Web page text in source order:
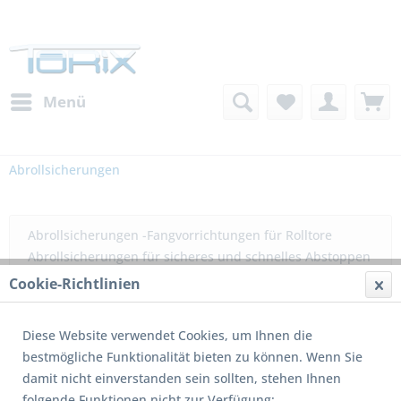
Menü
Abrollsicherungen
Abrollsicherungen -Fangvorrichtungen für Rolltore
Abrollsicherungen für sicheres und schnelles Abstoppen
des Rollpanzers Zur Erfüllung der Sicherheits- und
Wärmeschutzanforderungen...mehr erfahren »
Filtern
Cookie-Richtlinien
Diese Website verwendet Cookies, um Ihnen die
bestmögliche Funktionalität bieten zu können. Wenn Sie
damit nicht einverstanden sein sollten, stehen Ihnen